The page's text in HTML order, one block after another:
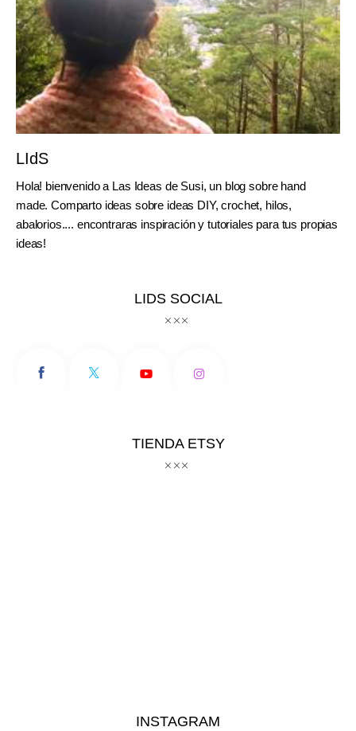
LIdS
Hola! bienvenido a Las Ideas de Susi, un blog sobre hand
made. Comparto ideas sobre ideas DIY, crochet, hilos,
abalorios.... encontraras inspiración y tutoriales para tus propias
ideas!
LIDS SOCIAL
TIENDA ETSY
INSTAGRAM